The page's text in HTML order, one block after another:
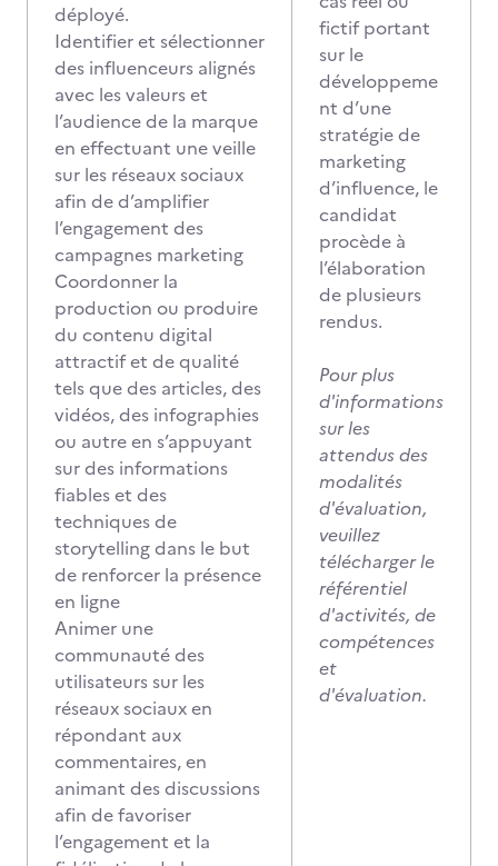
déployé.
Identifier et sélectionner
des influenceurs alignés
avec les valeurs et
l’audience de la marque
en effectuant une veille
sur les réseaux sociaux
afin de d’amplifier
l’engagement des
campagnes marketing
Coordonner la
production ou produire
du contenu digital
attractif et de qualité
tels que des articles, des
vidéos, des infographies
ou autre en s’appuyant
sur des informations
fiables et des
techniques de
storytelling dans le but
de renforcer la présence
en ligne
Animer une
communauté des
utilisateurs sur les
réseaux sociaux en
répondant aux
commentaires, en
animant des discussions
afin de favoriser
l’engagement et la
fictif portant
sur le
développeme
nt d’une
stratégie de
marketing
d’influence, le
candidat
procède à
l’élaboration
de plusieurs
rendus.
Pour plus
d'informations
sur les
attendus des
modalités
d'évaluation,
veuillez
télécharger le
référentiel
d'activités, de
compétences
et
d'évaluation.